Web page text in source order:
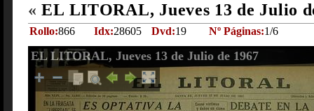
« EL LITORAL, Jueves 13 de Julio
Rollo:866 Idx:28605 Dvd:19 Nº Páginas:1/6
EL LITORAL, Jueves 13 de Julio de 1967